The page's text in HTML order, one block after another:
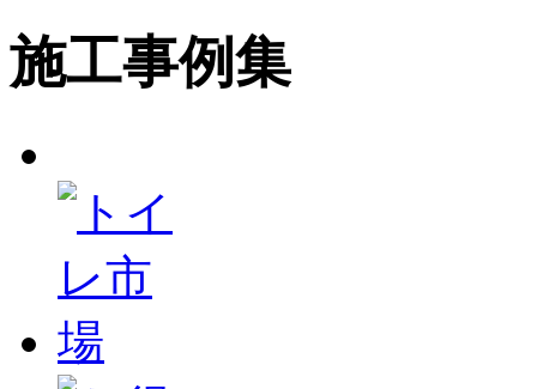
施工事例集